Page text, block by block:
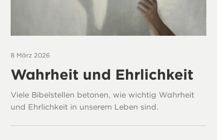
8 März 2026
Wahrheit und Ehrlichkeit
Viele Bibelstellen betonen, wie wichtig Wahrheit
und Ehrlichkeit in unserem Leben sind.